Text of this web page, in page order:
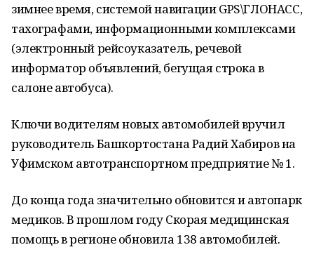
зимнее время, системой навигации GPS\ГЛОНАСС,
тахографами, информационными комплексами
(электронный рейсоуказатель, речевой
информатор объявлений, бегущая строка в
салоне автобуса).
Ключи водителям новых автомобилей вручил
руководитель Башкортостана Радий Хабиров на
Уфимском автотранспортном предприятие № 1.
До конца года значительно обновится и автопарк
медиков. В прошлом году Скорая медицинская
помощь в регионе обновила 138 автомобилей.